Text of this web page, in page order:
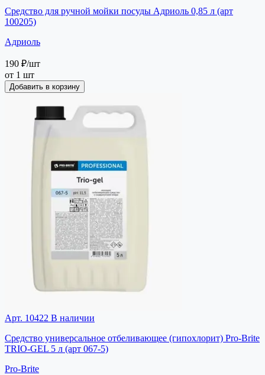
Средство для ручной мойки посуды Адриоль 0,85 л (арт
100205)
Адриоль
190 ₽/шт
от 1 шт
Добавить в корзину
Арт. 10422 В наличии
Средство универсальное отбеливающее (гипохлорит) Pro-Brite
TRIO-GEL 5 л (арт 067-5)
Pro-Brite